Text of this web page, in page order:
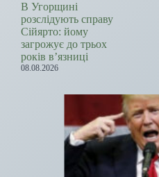
В Угорщині
розслідують справу
Сійярто: йому
загрожує до трьох
років в’язниці
08.08.2026